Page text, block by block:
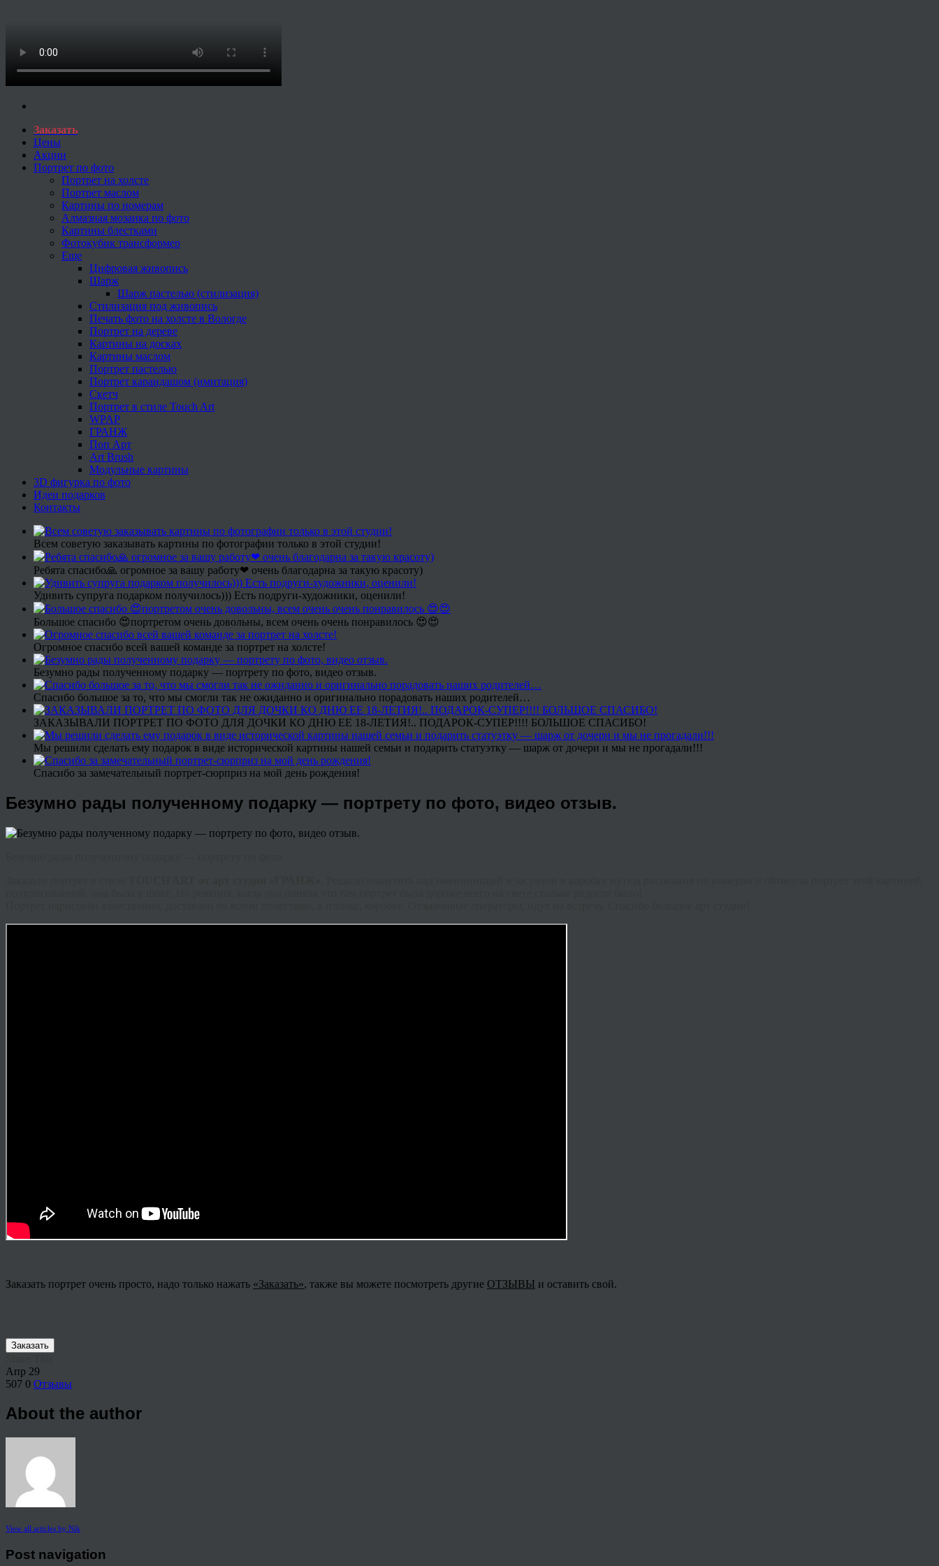
Заказать
Цены
Акции
Портрет по фото
Портрет на холсте
Портрет маслом
Картины по номерам
Алмазная мозаика по фото
Картины блестками
Фотокубик трансформер
Еще
Цифровая живопись
Шарж
Шарж пастелью (стилизация)
Стилизация под живопись
Печать фото на холсте в Вологде
Портрет на дереве
Картины на досках
Картины маслом
Портрет пастелью
Портрет карандашом (имитация)
Скетч
Портрет в стиле Touch Art
WPAP
ГРАНЖ
Поп Арт
Art Brush
Модульные картины
3D фигурка по фото
Идеи подарков
Контакты
Всем советую заказывать картины по фотографии только в этой студии!
Ребята спасибо🙏 огромное за вашу работу❤ очень благодарна за такую красоту)
Удивить супруга подарком получилось))) Есть подруги-художники, оценили!
Большое спасибо 😍портретом очень довольны, всем очень очень понравилось 😍😍
Огромное спасибо всей вашей команде за портрет на холсте!
Безумно рады полученному подарку — портрету по фото, видео отзыв.
Спасибо большое за то, что мы смогли так не ожиданно и оригинально порадовать наших родителей…
ЗАКАЗЫВАЛИ ПОРТРЕТ ПО ФОТО ДЛЯ ДОЧКИ КО ДНЮ ЕЕ 18-ЛЕТИЯ!.. ПОДАРОК-СУПЕР!!!! БОЛЬШОЕ СПАСИБО!
Мы решили сделать ему подарок в виде исторической картины нашей семьи и подарить статуэтку — шарж от дочери и мы не прогадали!!!
Спасибо за замечательный портрет-сюрприз на мой день рождения!
Безумно рады полученному подарку — портрету по фото, видео отзыв.
Заказать портрет очень просто, надо только нажать «Заказать», также вы можете посмотреть другие ОТЗЫВЫ и оставить свой.
Заказать
Апр 29
507 0 Отзывы
About the author
View all articles by Nik
Post navigation